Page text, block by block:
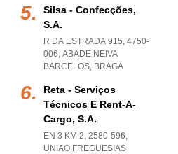
Silsa - Confecções,
S.a.
R DA ESTRADA 915, 4750-
006, ABADE NEIVA
BARCELOS, BRAGA
Reta - Serviços
Técnicos E Rent-A-
Cargo, S.a.
EN 3 KM 2, 2580-596,
UNIAO FREGUESIAS